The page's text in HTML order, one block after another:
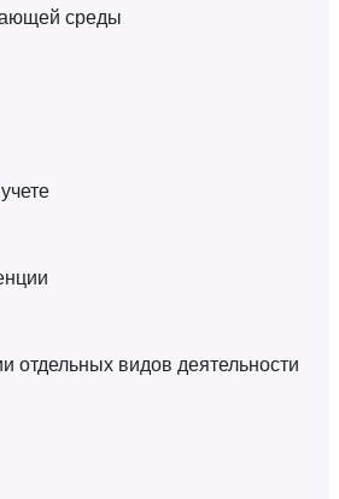
среды
отдельных видов деятельности